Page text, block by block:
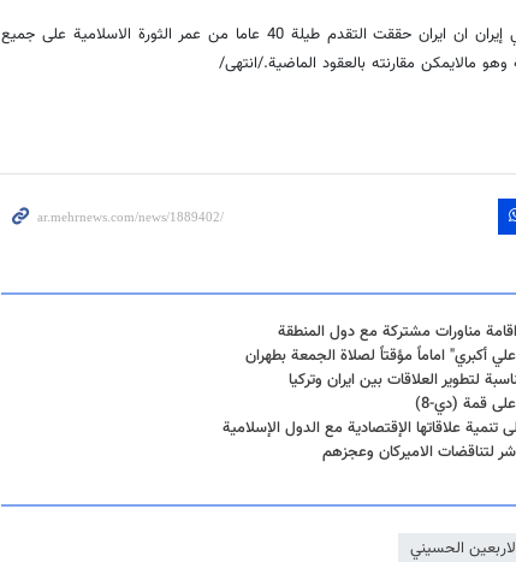
واعتبر خطيب وإمام صلاة الجمعة في إيران ان ايران حققت التقدم طيلة 40 عاما من عمر الثورة الاسلامية على جميع
وهو مالايمكن مقارنته بالعقود الماضية./انتهى/
مناورات مشتركة مع دول المنطقة
أكبري" اماماً مؤقتاً لصلاة الجمعة بطهران
لتطوير العلاقات بين ايران وتركيا
قمة (دي-8)
تنمية علاقاتها الإقتصادية مع الدول الإسلامية
الاميركان وعجزهم
الحسيني